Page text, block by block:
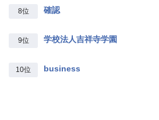
8位 確認
9位 学校法人吉祥寺学園
10位 business